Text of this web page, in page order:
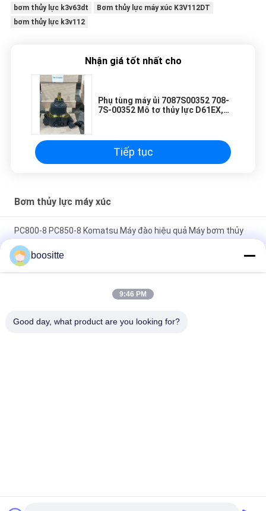
bơm thủy lực k3v63dt
Bơm thủy lực máy xúc K3V112DT
bơm thủy lực k3v112
Nhận giá tốt nhất cho
Phụ tùng máy ủi 7087S00352 708-
7S-00352 Mô tơ thủy lực D61EX,
cho Komatsu
Tiếp tục
Bơm thủy lực máy xúc
PC800-8 PC850-8 Komatsu Máy đào hiệu quả Máy bơm thủy
lực để cải thiện năng suất 708-2K-00113
ZX670-5G ZX870-5G Máy bơm piston Assy Máy bơm thủy lực
K3v63dt
boositte
9:46 PM
Good day, what product are you looking for?